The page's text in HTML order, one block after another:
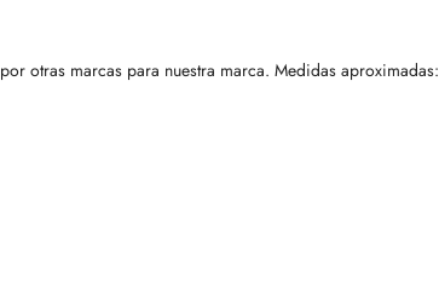
otras marcas para nuestra marca. Medidas